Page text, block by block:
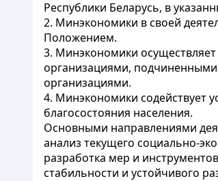
Республики Беларусь, в
2. Минэкономики в своей
Положением.
3. Минэкономики
организациями,
организациями.
4. Минэкономики содействует
благосостояния населения.
Основными направлениями
анализ текущего социально-
разработка мер и
стабильности и устойчивого